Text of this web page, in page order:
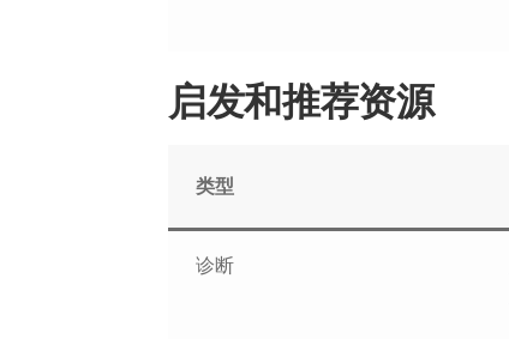
启发和推荐资源
类型
诊断